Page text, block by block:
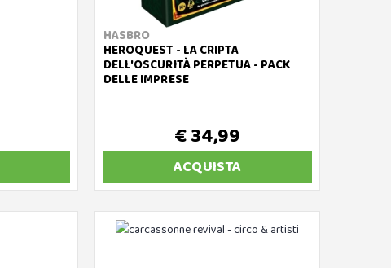
HASBRO
HEROQUEST - LA CRIPTA
DELL'OSCURITÀ PERPETUA - PACK
DELLE IMPRESE
€ 34,99
ACQUISTA